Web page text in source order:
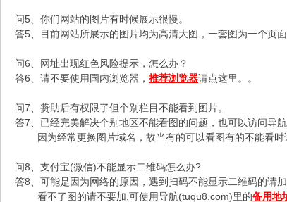
问5、你们网站的图片有时候展示很慢。
答5、目前网站所展示的图片均为高清大图，一套图为一个页
问6、网址出现红色风险提示，怎么办？
答6、请不要使用国内浏览器， 推荐浏览器请点这里。。
问7、赞助后有权限了但个别栏目不能看到图片。
答7、已经完美解决个别地区不能看图的问题，也可以访问导
因为经常更换图片域名，故当有的可以看图有的不能看时
问8、支付宝(微信)不能显示二维码怎么办?
答8、可能是因为网络的原因，遇到扫码不能显示二维码的请加
看不了图的请不要加,可使用导航(tuqu8.com)里的备用地